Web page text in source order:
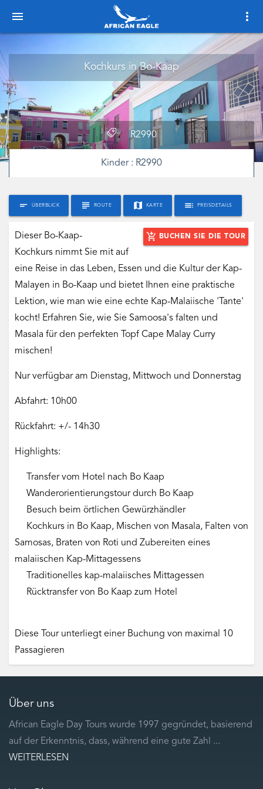
menu more_vert
Kochkurs in Bo-Kaap
R2990
Kinder : R2990
short_text ÜBERBLICK subject ROUTE map KARTE toc PREISDETAILS
add_shopping_cart BUCHEN SIE DIE TOUR
Dieser Bo-Kaap-
Kochkurs nimmt Sie mit auf
eine Reise in das Leben, Essen und die Kultur der Kap-
Malayen in Bo-Kaap und bietet Ihnen eine praktische
Lektion, wie man wie eine echte Kap-Malaiische 'Tante'
kocht! Erfahren Sie, wie Sie Samoosa's falten und
Masala für den perfekten Topf Cape Malay Curry
mischen!
Nur verfügbar am Dienstag, Mittwoch und Donnerstag
Abfahrt: 10h00
Rückfahrt: +/- 14h30
Highlights:
Transfer vom Hotel nach Bo Kaap
Wanderorientierungstour durch Bo Kaap
Besuch beim örtlichen Gewürzhändler
Kochkurs in Bo Kaap, Mischen von Masala, Falten von
Samosas, Braten von Roti und Zubereiten eines
malaiischen Kap-Mittagessens
Traditionelles kap-malaiisches Mittagessen
Rücktransfer von Bo Kaap zum Hotel
Diese Tour unterliegt einer Buchung von maximal 10
Passagieren
Über uns
African Eagle Day Tours wurde 1997 gegründet, basierend
auf der Erkenntnis, dass, während eine gute Zahl ...
WEITERLESEN